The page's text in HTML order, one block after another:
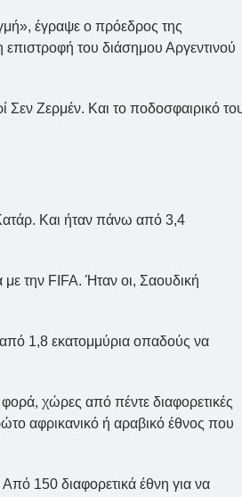
έγραψε ο πρόεδρος της
του διάσημου Αργεντινού
Σεν Ζερμέν. Kαι το ποδοσφαιρικό
Και ήταν πάνω από 3,4
την FIFA. Ήταν οι, Σαουδική
1,8 εκατομμύρια οπαδούς να
χώρες από πέντε διαφορετικές
αφρικανικό ή αραβικό έθνος που
150 διαφορετικά έθνη για να